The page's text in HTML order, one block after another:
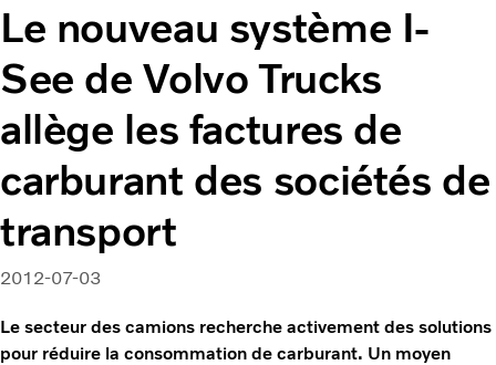
Electrique
Configurateur
Services
Carrières
Localisation du réseau
News
Notre société
Le nouveau système I-
See de Volvo Trucks
allège les factures de
carburant des sociétés de
transport
2012-07-03
Le secteur des camions recherche activement des solutions
pour réduire la consommation de carburant. Un moyen